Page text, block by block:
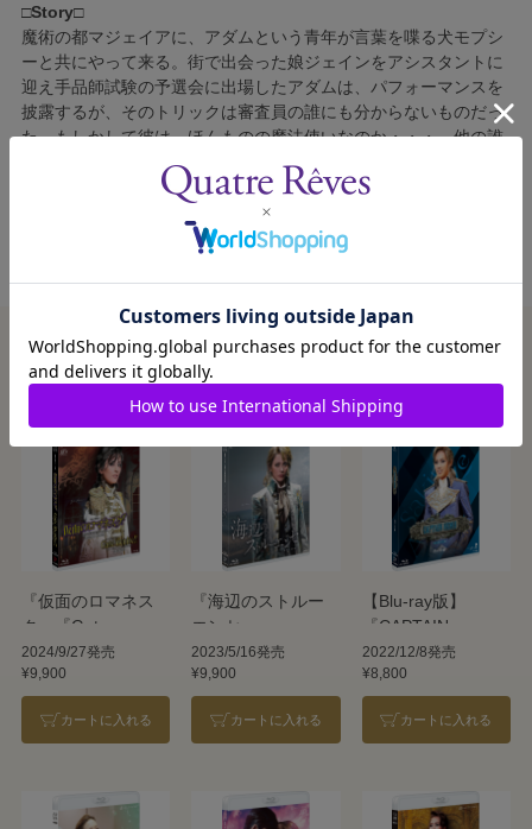
□Story□
魔術の都マジェイアに、アダムという青年が言葉を喋る犬モプシ
ーと共にやって来る。街で出会った娘ジェインをアシスタントに
迎え手品師試験の予選会に出場したアダムは、パフォーマンスを
披露するが、そのトリックは審査員の誰にも分からないものだっ
た。もしかして彼は、ほんものの魔法使いなのか・・・。他の誰
とも異なるアダムの存在が、マジェイア全体を揺るがす大騒動を
巻き起こしていく。
この商品を見た人はこんな商品も見ています
『仮面のロマネス
ク』『Gato
Bonito!!』
2024/9/27発売
¥9,900
カートに入れる
『海辺のストルー
エンセ』
2023/5/16発売
¥9,900
カートに入れる
【Blu-ray版】
『CAPTAIN
NEMO』
2022/12/8発売
¥8,800
カートに入れる